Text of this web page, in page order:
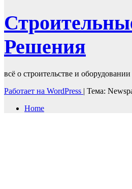
Решения
всё о строительстве и оборудовании
Работает на WordPress | Тема:
Home